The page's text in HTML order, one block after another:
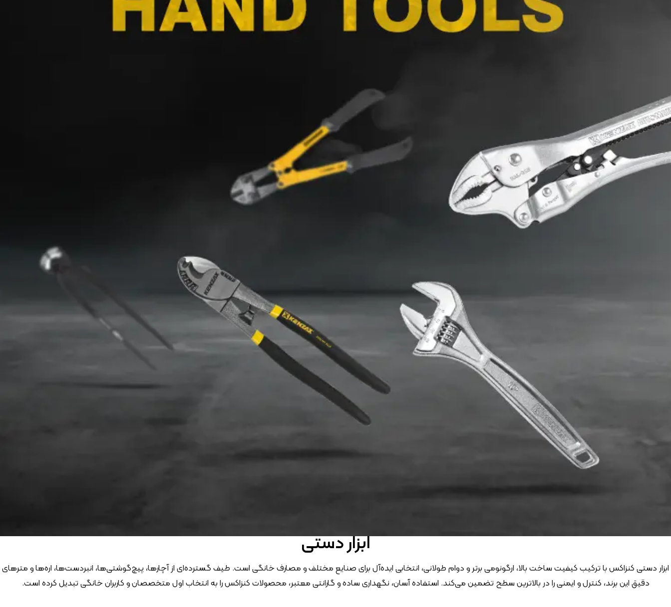
ابزار دستی
ابزار دستی کنزاکس با ترکیب کیفیت ساخت بالا، ارگونومی برتر و دوام طولانی، انتخابی ایده‌آل برای صنایع مختلف و مصارف خانگی است. طیف گسترده‌ای از آچارها، پیچ‌گوشتی‌ها، انبردست‌ها، اره‌ها و مترهای
دقیق این برند، کنترل و ایمنی را در بالاترین سطح تضمین می‌کند. استفاده آسان، نگهداری ساده و گارانتی معتبر، محصولات کنزاکس را به انتخاب اول متخصصان و کاربران خانگی تبدیل کرده است.